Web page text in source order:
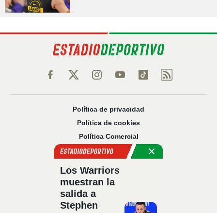
Política de privacidad
Política de cookies
Política Comercial
Aviso legal
Sobre nosotros
Código Ético
Los Warriors
muestran la
salida a
Stephen